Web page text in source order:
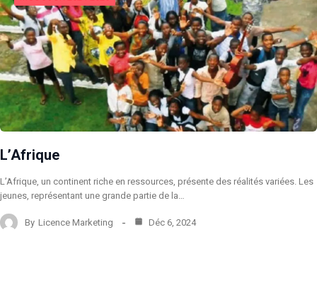
L’Afrique
L’Afrique, un continent riche en ressources, présente des réalités variées. Les
jeunes, représentant une grande partie de la…
By Licence Marketing Déc 6, 2024